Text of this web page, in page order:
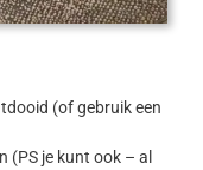
(of gebruik een
(PS je kunt ook – al